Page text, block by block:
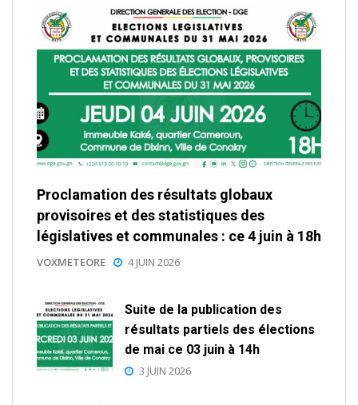
Proclamation des résultats globaux
provisoires et des statistiques des
législatives et communales : ce 4 juin à 18h
VOXMETEORE 4 JUIN 2026
Suite de la publication des
résultats partiels des élections
de mai ce 03 juin à 14h
3 JUIN 2026